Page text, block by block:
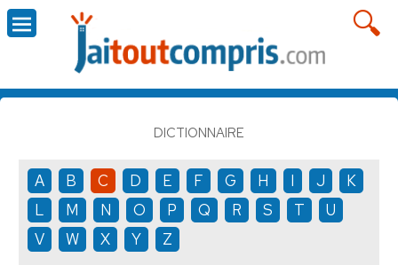
DICTIONNAIRE
A B C D E F G H I J
K
L
M N O P Q R S T
U
V
W X Y Z